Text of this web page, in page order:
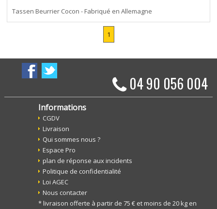
Tassen Beurrier Cocon - Fabriqué en Allemagne
1
04 90 056 004
Informations
CGDV
Livraison
Qui sommes nous ?
Espace Pro
plan de réponse aux incidents
Politique de confidentialité
Loi AGEC
Nous contacter
* livraison offerte à partir de 75 € et moins de 20 kg en